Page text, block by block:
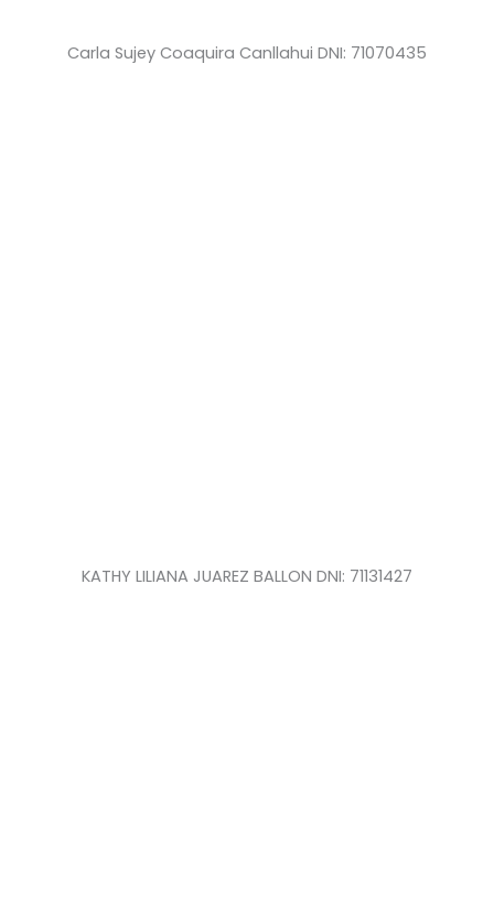
Carla Sujey Coaquira Canllahui DNI: 71070435
KATHY LILIANA JUAREZ BALLON DNI: 71131427